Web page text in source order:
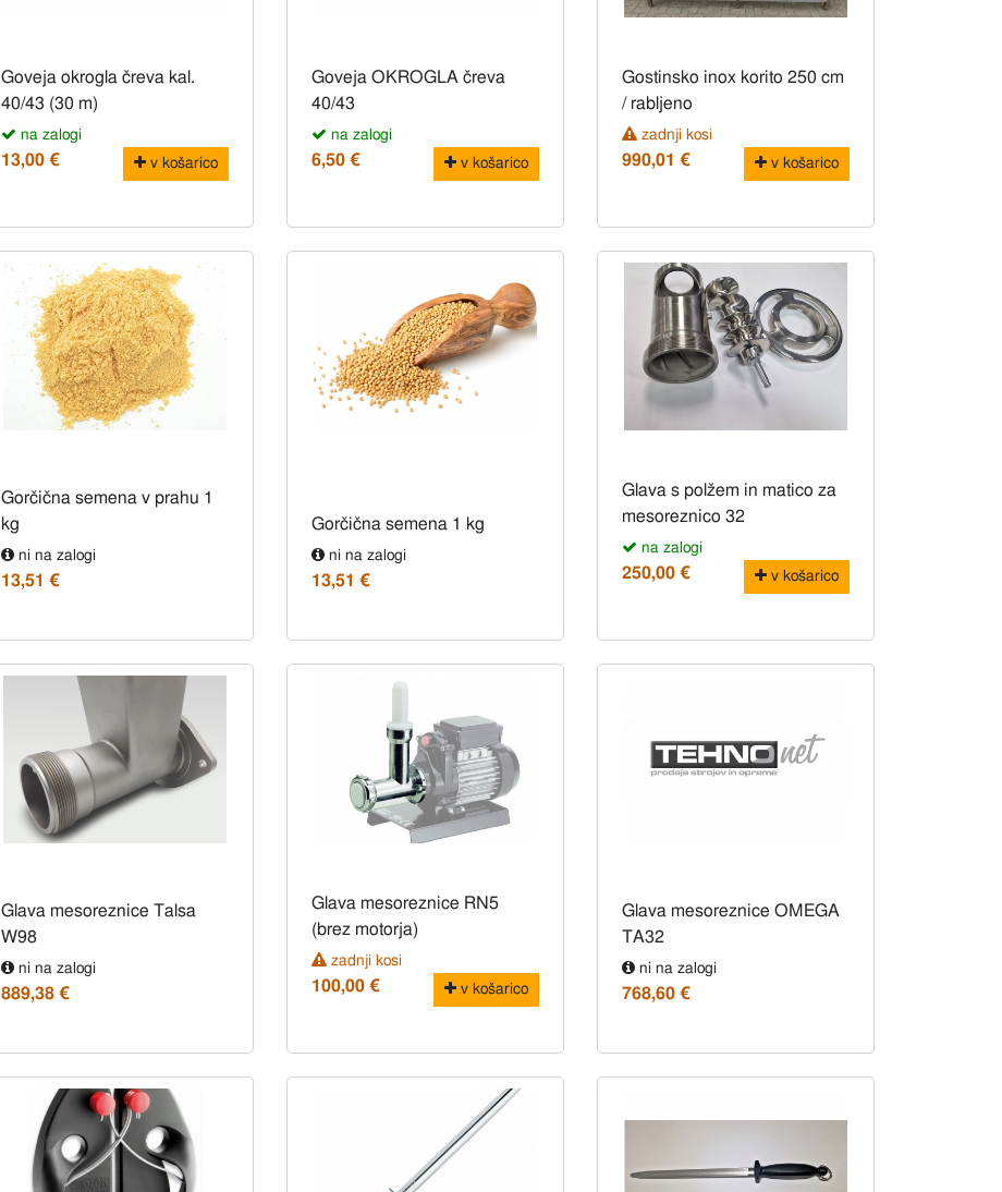
Goveja okrogla čreva kal.
40/43 (30 m)
na zalogi
13,00 € v košarico
Goveja OKROGLA čreva
40/43
na zalogi
6,50 € v košarico
Gostinsko inox korito 250 cm
/ rabljeno
zadnji kosi
990,01 € v košarico
Gorčična semena v prahu 1
kg
ni na zalogi
13,51 €
Gorčična semena 1 kg
ni na zalogi
13,51 €
Glava s polžem in matico za
mesoreznico 32
na zalogi
250,00 € v košarico
Glava mesoreznice Talsa
W98
ni na zalogi
889,38 €
Glava mesoreznice RN5
(brez motorja)
zadnji kosi
100,00 € v košarico
Glava mesoreznice OMEGA
TA32
ni na zalogi
768,60 €